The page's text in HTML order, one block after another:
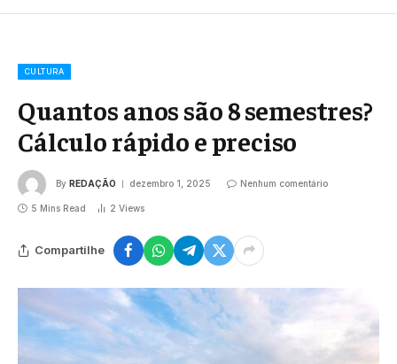
CULTURA
Quantos anos são 8 semestres?
Cálculo rápido e preciso
By REDAÇÃO dezembro 1, 2025 Nenhum comentário
5 Mins Read 2 Views
Compartilhe